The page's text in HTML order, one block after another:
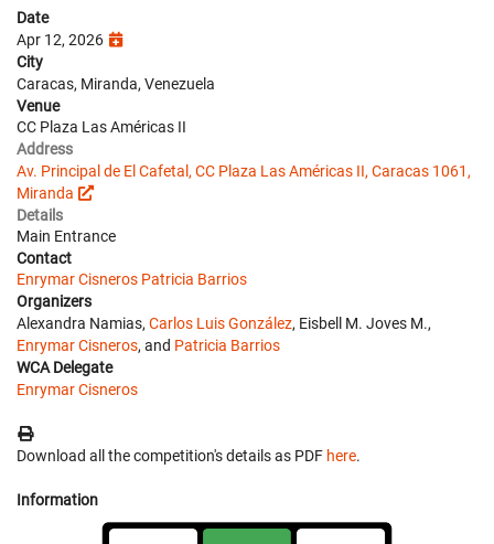
Date
Apr 12, 2026
City
Caracas, Miranda, Venezuela
Venue
CC Plaza Las Américas II
Address
Av. Principal de El Cafetal, CC Plaza Las Américas II, Caracas 1061,
Miranda
Details
Main Entrance
Contact
Enrymar Cisneros Patricia Barrios
Organizers
Alexandra Namias, Carlos Luis González, Eisbell M. Joves M.,
Enrymar Cisneros, and Patricia Barrios
WCA Delegate
Enrymar Cisneros
Download all the competition's details as PDF here.
Information